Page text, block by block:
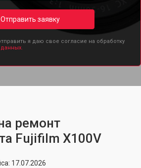
Отправить заявку
я даю свое согласие на обработку
ремонт
Fujifilm X100V
17.07.2026